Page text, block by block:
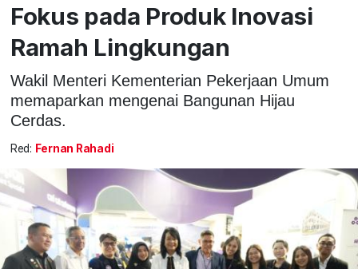
Fokus pada Produk Inovasi
Ramah Lingkungan
Wakil Menteri Kementerian Pekerjaan Umum
memaparkan mengenai Bangunan Hijau
Cerdas.
Red: Fernan Rahadi